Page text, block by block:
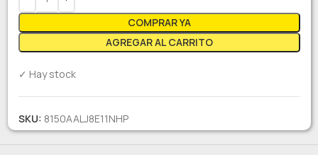
AGREGAR AL CARRITO
COMPRAR YA
✓ Hay stock
SKU: 8150AALJ8E11NHP